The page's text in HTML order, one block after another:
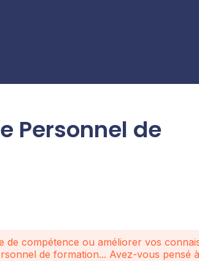
Personnel de
compétence ou améliorer vos
de formation... Avez-vous pensé à